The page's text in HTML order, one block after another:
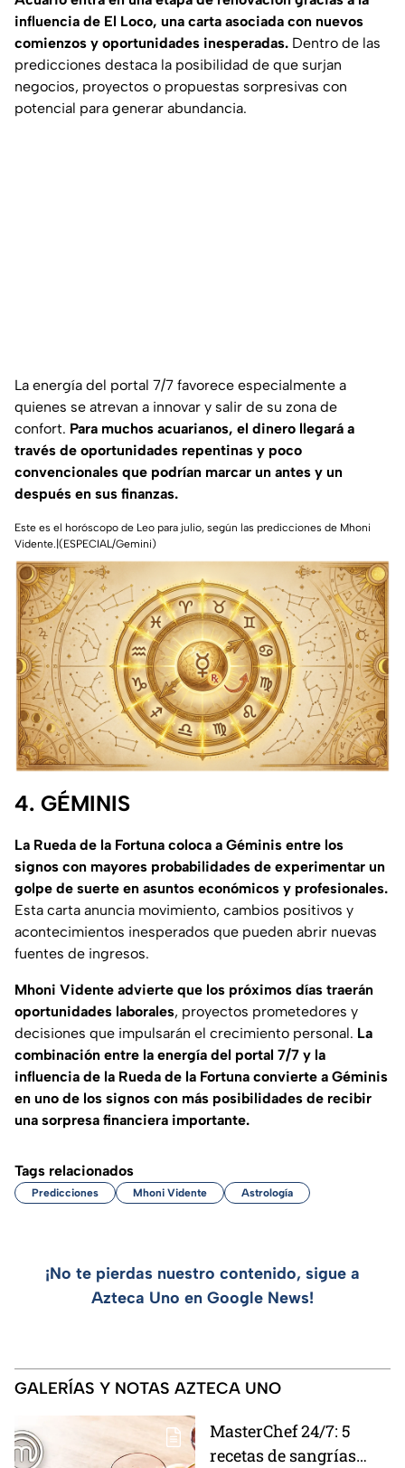
influencia de El Loco, una carta asociada con nuevos
comienzos y oportunidades inesperadas. Dentro de las
predicciones destaca la posibilidad de que surjan
negocios, proyectos o propuestas sorpresivas con
potencial para generar abundancia.
La energía del portal 7/7 favorece especialmente a
quienes se atrevan a innovar y salir de su zona de
confort. Para muchos acuarianos, el dinero llegará a
través de oportunidades repentinas y poco
convencionales que podrían marcar un antes y un
después en sus finanzas.
Este es el horóscopo de Leo para julio, según las predicciones de Mhoni
Vidente.|(ESPECIAL/Gemini)
4. GÉMINIS
La Rueda de la Fortuna coloca a Géminis entre los
signos con mayores probabilidades de experimentar un
golpe de suerte en asuntos económicos y profesionales.
Esta carta anuncia movimiento, cambios positivos y
acontecimientos inesperados que pueden abrir nuevas
fuentes de ingresos.
Mhoni Vidente advierte que los próximos días traerán
oportunidades laborales, proyectos prometedores y
decisiones que impulsarán el crecimiento personal. La
combinación entre la energía del portal 7/7 y la
influencia de la Rueda de la Fortuna convierte a Géminis
en uno de los signos con más posibilidades de recibir
una sorpresa financiera importante.
Tags relacionados
Predicciones Mhoni Vidente Astrología
¡No te pierdas nuestro contenido, sigue a
Azteca Uno en Google News!
GALERÍAS Y NOTAS AZTECA UNO
MasterChef 24/7: 5
recetas de sangrías